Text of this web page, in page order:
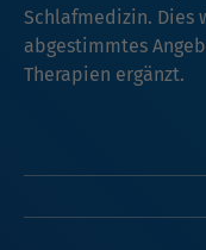
Schlafmedizin. Dies
abgestimmtes
Therapien ergänzt.